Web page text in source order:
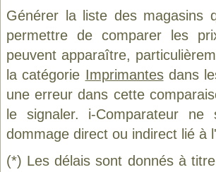
Générer la liste des magasins
permettre de comparer les
peuvent apparaître,
la catégorie Imprimantesdans
une erreur dans cette
le signaler. i-Comparateur
dommage direct ou indirect lié à
(*) Les délais sont donnés à